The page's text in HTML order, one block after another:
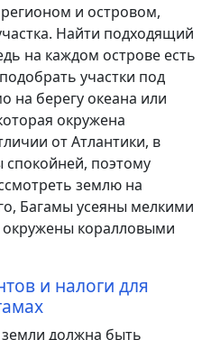
и островом,
Найти подходящий
на каждом острове есть
участки под
на берегу океана или
окружена
от Атлантики, в
спокойней, поэтому
землю на
Багамы усеяны мелкими
коралловыми
и налоги для
земли должна быть